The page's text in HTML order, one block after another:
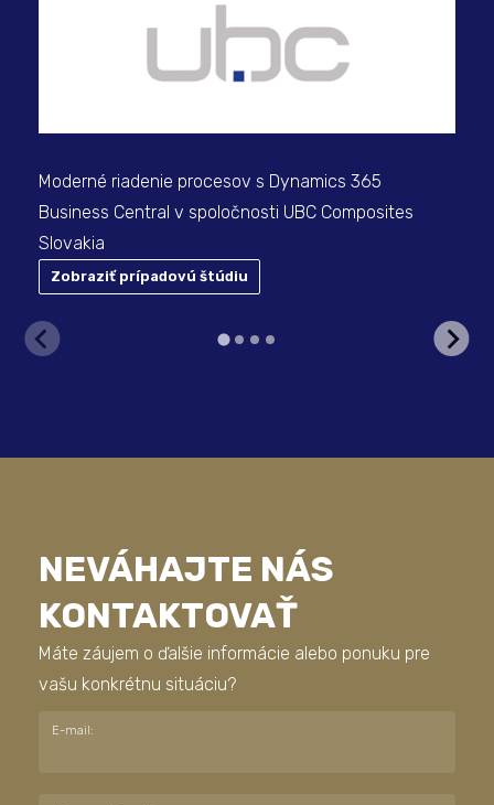
Moderné riadenie procesov s Dynamics 365
Business Central v spoločnosti UBC Composites
Slovakia
Zobraziť prípadovú štúdiu
NEVÁHAJTE NÁS
KONTAKTOVAŤ
Máte záujem o ďalšie informácie alebo ponuku pre
vašu konkrétnu situáciu?
E-mail: